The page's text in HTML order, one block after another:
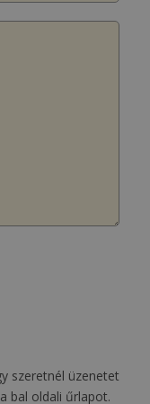
szeretnél üzenetet
bal oldali űrlapot.